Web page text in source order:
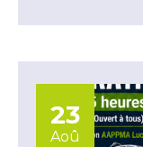
23
Aoû